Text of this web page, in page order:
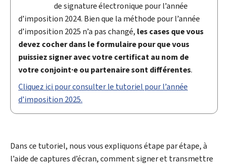
de signature électronique pour l’année
d’imposition 2024. Bien que la méthode pour l’année
d’imposition 2025 n’a pas changé, les cases que vous
devez cocher dans le formulaire pour que vous
puissiez signer avec votre certificat au nom de
votre conjoint·e ou partenaire sont différentes.
Cliquez ici pour consulter le tutoriel pour l’année
d’imposition 2025.
Dans ce tutoriel, nous vous expliquons étape par étape, à
l’aide de captures d’écran, comment signer et transmettre